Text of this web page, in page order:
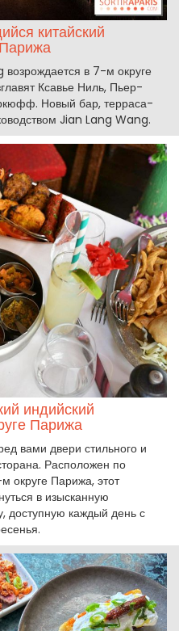
китайский
возрождается в 7-м округе
Ксавье Ниль, Пьер-
Новый бар, терраса-
Jian Lang Wang.
индийский
Парижа
вами двери стильного и
Расположен по
Парижа, этот
в изысканную
доступную каждый день с